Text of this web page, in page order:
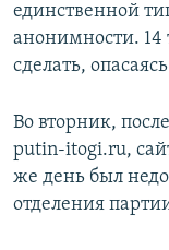
единственной
анонимности. 14
сделать,
Во вторник,
putin-itogi.ru,
же день был
отделения